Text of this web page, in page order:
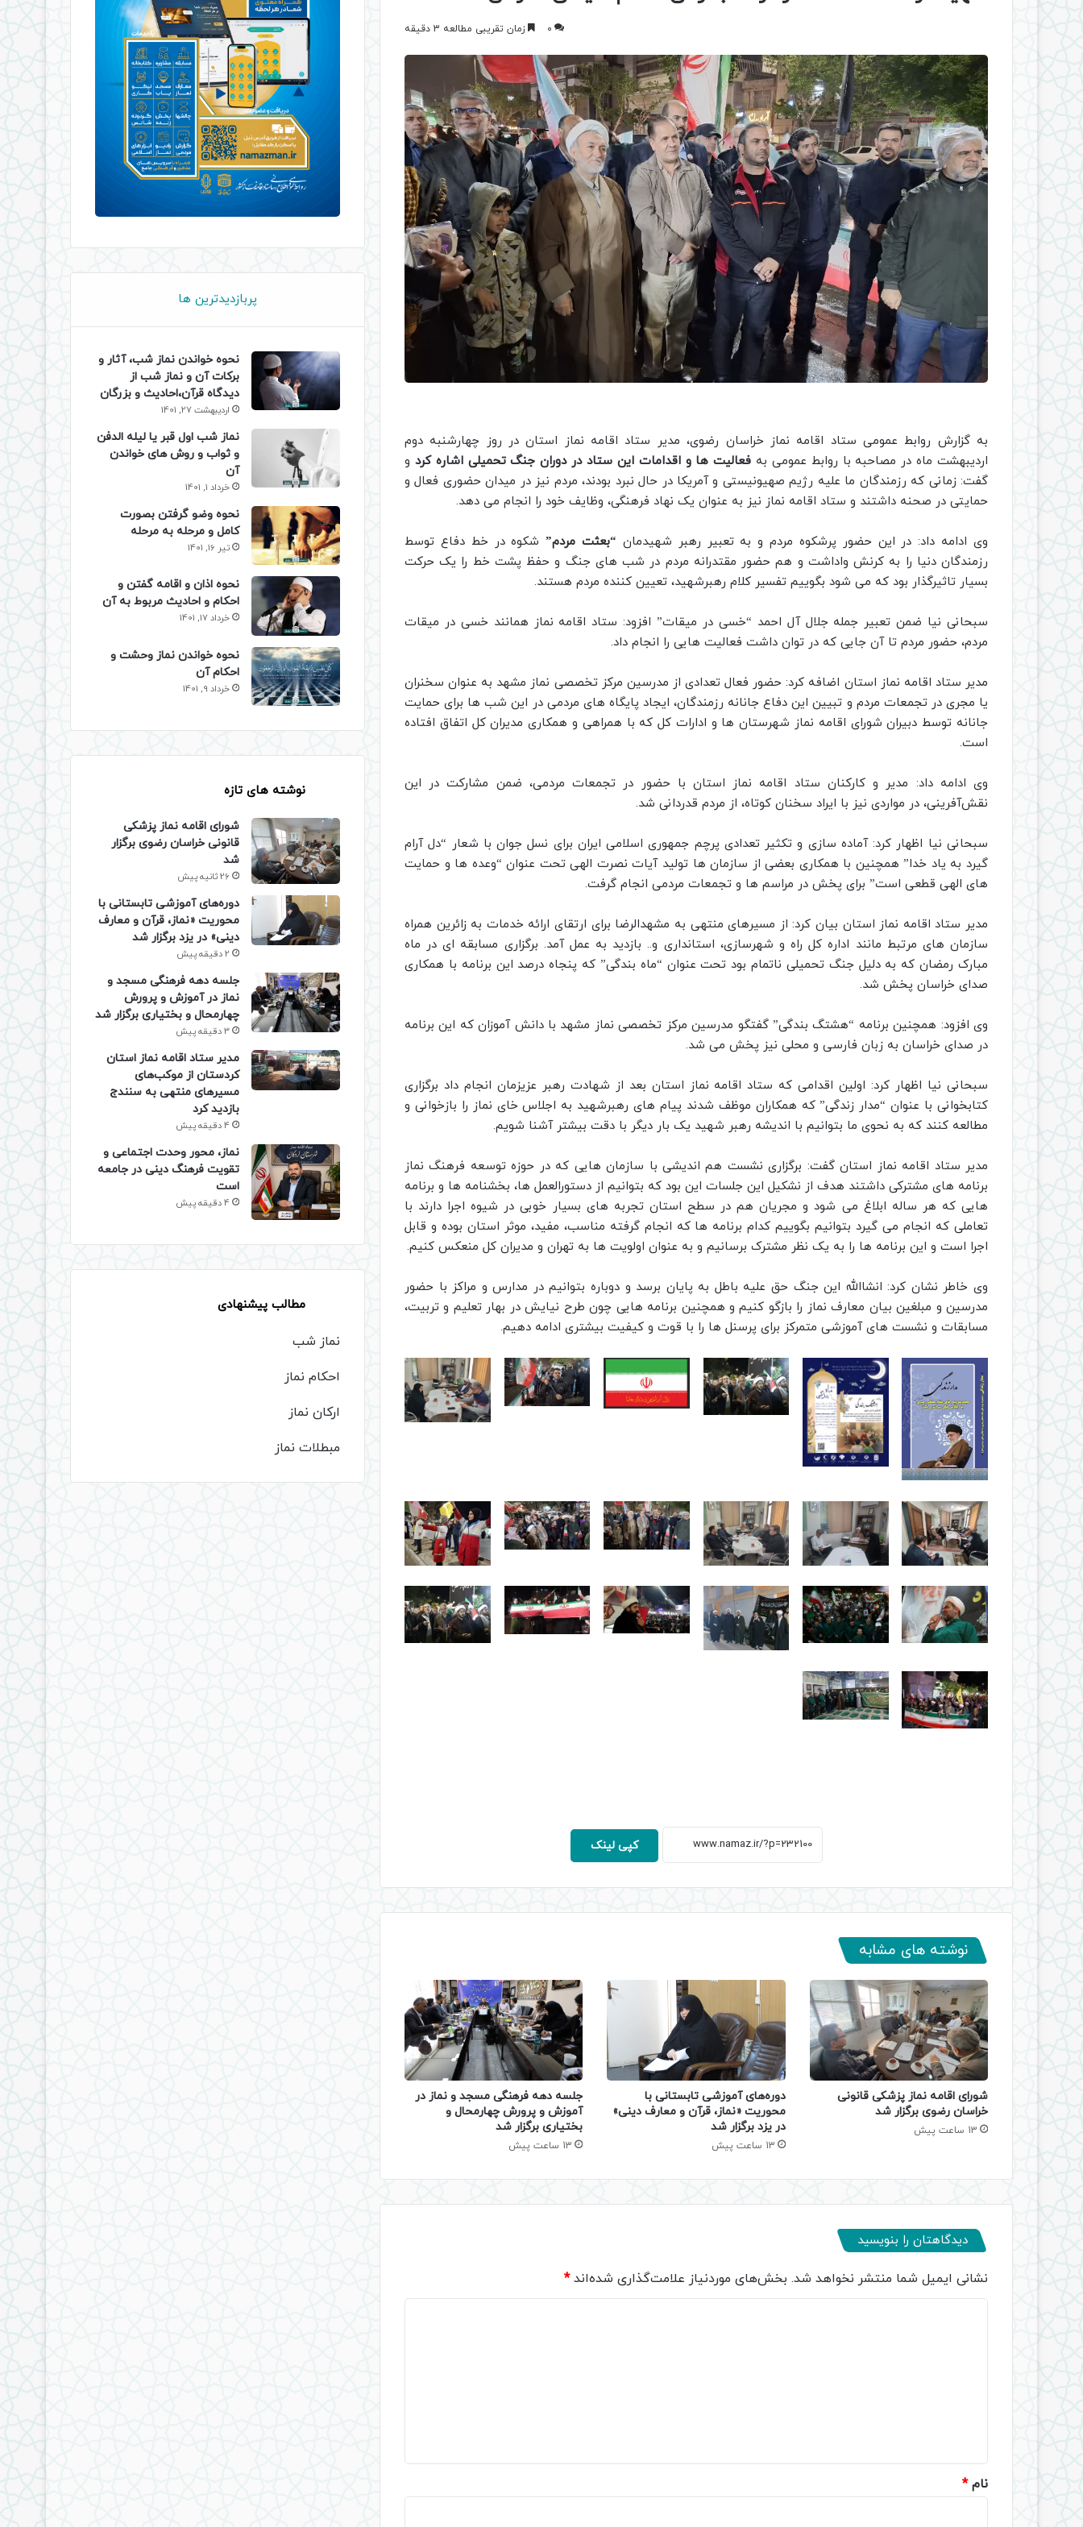
0 زمان تقریبی مطالعه 3 دقیقه
به گزارش روابط عمومی ستاد اقامه نماز خراسان رضوی، مدیر ستاد اقامه نماز استان در روز چهارشنبه دوم
اردیبهشت ماه در مصاحبه با روابط عمومی به فعالیت‌ ها و اقدامات این ستاد در دوران جنگ تحمیلی اشاره کرد و
گفت: زمانی که رزمندگان ما علیه رژیم صهیونیستی و آمریکا در حال نبرد بودند، مردم نیز در میدان حضوری فعال و
حمایتی در صحنه داشتند و ستاد اقامه نماز نیز به عنوان یک نهاد فرهنگی، وظایف خود را انجام می‌ دهد.
وی ادامه داد: در این حضور پرشکوه مردم و به تعبیر رهبر شهیدمان “بعثت مردم”شکوه در خط دفاع توسط
رزمندگان دنیا را به کرنش واداشت و هم حضور مقتدرانه مردم در شب های جنگ و حفظ پشت خط را یک حرکت
بسیار تاثیرگذار بود که می شود بگوییم تفسیر کلام رهبرشهید، تعیین کننده مردم هستند.
سبحانی نیا ضمن تعبیر جمله جلال آل احمد “خسی در میقات” افزود: ستاد اقامه نماز همانند خسی در میقات
مردم، حضور مردم تا آن جایی که در توان داشت فعالیت هایی را انجام داد.
مدیر ستاد اقامه نماز استان اضافه کرد: حضور فعال تعدادی از مدرسین مرکز تخصصی نماز مشهد به عنوان سخنران
یا مجری در تجمعات مردم و تبیین این دفاع جانانه رزمندگان، ایجاد پایگاه های مردمی در این شب ها برای حمایت
جانانه توسط دبیران شورای اقامه نماز شهرستان ها و ادارات کل که با همراهی و همکاری مدیران کل اتفاق افتاده
است.
وی ادامه داد: مدیر و کارکنان ستاد اقامه نماز استان با حضور در تجمعات مردمی، ضمن مشارکت در این
نقش‌آفرینی، در مواردی نیز با ایراد سخنان کوتاه، از مردم قدردانی شد.
سبحانی نیا اظهار کرد: آماده سازی و تکثیر تعدادی پرچم جمهوری اسلامی ایران برای نسل جوان با شعار “دل آرام
گیرد به یاد خدا” همچنین با همکاری بعضی از سازمان ها تولید آیات نصرت الهی تحت عنوان “وعده ها و حمایت
های الهی قطعی است” برای پخش در مراسم ها و تجمعات مردمی انجام گرفت.
مدیر ستاد اقامه نماز استان بیان کرد: از مسیرهای منتهی به مشهدالرضا برای ارتقای ارائه خدمات به زائرین همراه
سازمان های مرتبط مانند اداره کل راه و شهرسازی، استانداری و.. بازدید به عمل آمد. برگزاری مسابقه ای در ماه
مبارک رمضان که به دلیل جنگ تحمیلی ناتمام بود تحت عنوان “ماه بندگی” که پنجاه درصد این برنامه با همکاری
صدای خراسان پخش شد.
وی افزود: همچنین برنامه “هشتگ بندگی” گفتگو مدرسین مرکز تخصصی نماز مشهد با دانش آموزان که این برنامه
در صدای خراسان به زبان فارسی و محلی نیز پخش می شد.
سبحانی نیا اظهار کرد: اولین اقدامی که ستاد اقامه نماز استان بعد از شهادت رهبر عزیزمان انجام داد برگزاری
کتابخوانی با عنوان “مدار زندگی” که همکاران موظف شدند پیام های رهبرشهید به اجلاس خای نماز را بازخوانی و
مطالعه کنند که به نحوی ما بتوانیم با اندیشه رهبر شهید یک بار دیگر با دقت بیشتر آشنا شویم.
مدیر ستاد اقامه نماز استان گفت: برگزاری نشست هم اندیشی با سازمان هایی که در حوزه توسعه فرهنگ نماز
برنامه های مشترکی داشتند هدف از نشکیل این جلسات این بود که بتوانیم از دستورالعمل ها، بخشنامه ها و برنامه
هایی که هر ساله ابلاغ می شود و مجریان هم در سطح استان تجربه های بسیار خوبی در شیوه اجرا دارند با
تعاملی که انجام می گیرد بتوانیم بگوییم کدام برنامه ها که انجام گرفته مناسب، مفید، موثر استان بوده و قابل
اجرا است و این برنامه ها را به یک نظر مشترک برسانیم و به عنوان اولویت ها به تهران و مدیران کل منعکس کنیم.
وی خاطر نشان کرد: انشاالله این جنگ حق علیه باطل به پایان برسد و دوباره بتوانیم در مدارس و مراکز با حضور
مدرسین و مبلغین بیان معارف نماز را بازگو کنیم و همچنین برنامه هایی چون طرح نیایش در بهار تعلیم و تربیت،
مسابقات و نشست های آموزشی متمرکز برای پرسنل ها را با قوت و کیفیت بیشتری ادامه دهیم.
کپی لینک
نوشته های مشابه
شورای اقامه نماز پزشکی قانونی
خراسان رضوی برگزار شد
13 ساعت پیش
دوره‌های آموزشی تابستانی با
محوریت «نماز، قرآن و معارف دینی»
در یزد برگزار شد
13 ساعت پیش
جلسه دهه فرهنگی مسجد و نماز در
آموزش و پرورش چهارمحال و
بختیاری برگزار شد
13 ساعت پیش
دیدگاهتان را بنویسید
نشانی ایمیل شما منتشر نخواهد شد. بخش‌های موردنیاز علامت‌گذاری شده‌اند*
نام*
پربازدیدترین ها
نحوه خواندن نماز شب، آثار و
برکات آن و نماز شب از
دیدگاه قرآن،احادیث و بزرگان
اردیبهشت 27, 1401
نماز شب اول قبر یا لیله الدفن
و ثواب و روش های خواندن
آن
خرداد 1, 1401
نحوه وضو گرفتن بصورت
کامل و مرحله به مرحله
تیر 16, 1401
نحوه اذان و اقامه گفتن و
احکام و احادیث مربوط به آن
خرداد 17, 1401
نحوه خواندن نماز وحشت و
احکام آن
خرداد 9, 1401
نوشته های تازه
شورای اقامه نماز پزشکی
قانونی خراسان رضوی برگزار
شد
26 ثانیه پیش
دوره‌های آموزشی تابستانی با
محوریت «نماز، قرآن و معارف
دینی» در یزد برگزار شد
2 دقیقه پیش
جلسه دهه فرهنگی مسجد و
نماز در آموزش و پرورش
چهارمحال و بختیاری برگزار شد
3 دقیقه پیش
مدیر ستاد اقامه نماز استان
کردستان از موکب‌های
مسیرهای منتهی به سنندج
بازدید کرد
4 دقیقه پیش
نماز، محور وحدت اجتماعی و
تقویت فرهنگ دینی در جامعه
است
4 دقیقه پیش
مطالب پیشنهادی
نماز شب
احکام نماز
ارکان نماز
مبطلات نماز